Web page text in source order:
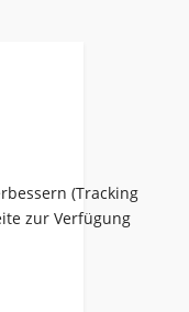
(Tracking
zur Verfügung